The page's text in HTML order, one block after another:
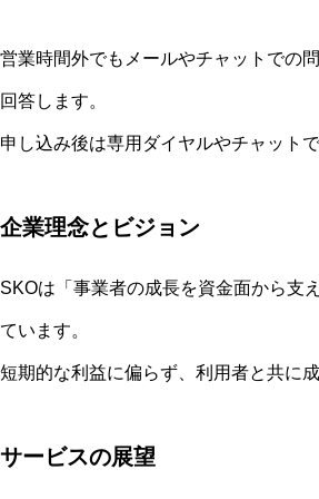
営業時間外でもメールやチャットでの
回答します。
申し込み後は専用ダイヤルやチャット
企業理念とビジョン
SKOは「事業者の成長を資金面から支
ています。
短期的な利益に偏らず、利用者と共に
サービスの展望